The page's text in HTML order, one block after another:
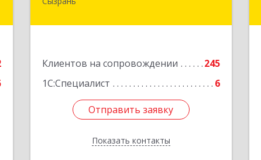
Клиентов на сопровождении
245
1С:Специалист
6
Отправить заявку
Показать контакты
446001, Самарская обл, Сызрань г,
Отправить заявку
Назад